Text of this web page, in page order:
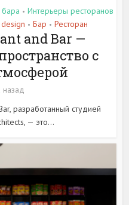
• Интерьеры ресторанов
• Бар • Ресторан
and Bar —
с
разработанный студией
— это...